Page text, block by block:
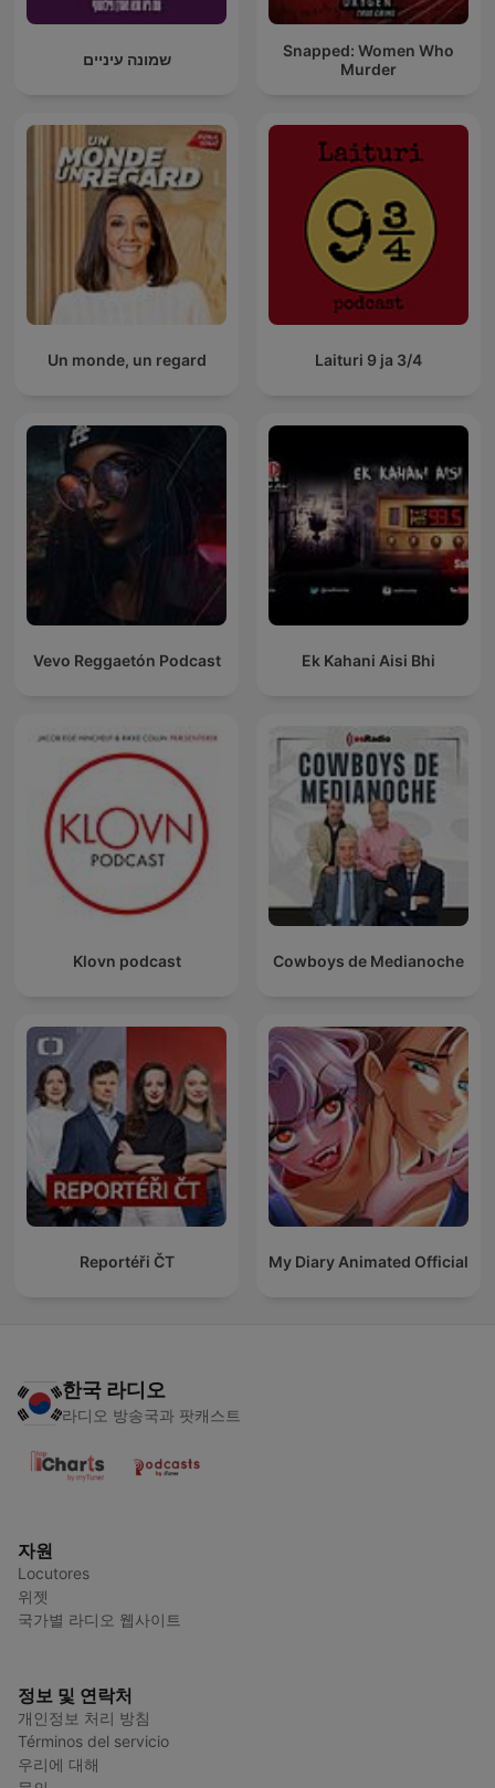
שמונה עיניים
Snapped: Women Who
Murder
Un monde, un regard Laituri 9 ja 3/4
Vevo Reggaetón Podcast Ek Kahani Aisi Bhi
Klovn podcast Cowboys de Medianoche
Reportéři ČT My Diary Animated Official
한국 라디오
라디오 방송국과 팟캐스트
자원
Locutores
위젯
국가별 라디오 웹사이트
정보 및 연락처
개인정보 처리 방침
Términos del servicio
우리에 대해